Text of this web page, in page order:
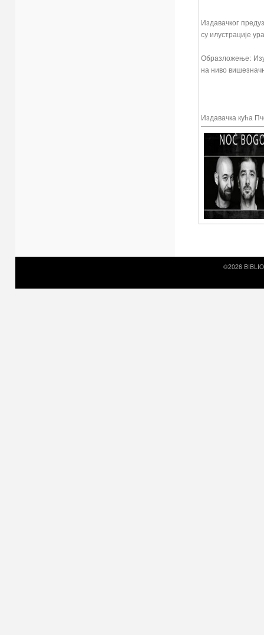
Издавачког
су илустрације
Образложење:
на ниво
Издавачка кућа
©2026